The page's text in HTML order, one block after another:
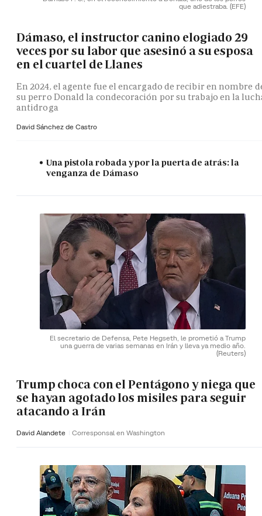
que adiestraba. (EFE)
Dámaso, el instructor canino elogiado 29
veces por su labor que asesinó a su esposa
en el cuartel de Llanes
En 2024, el agente fue el encargado de recibir en nombre
su perro Donald la condecoración por su trabajo en la
antidroga
David Sánchez de Castro
Una pistola robada y por la puerta de atrás: la
venganza de Dámaso
El secretario de Defensa, Pete Hegseth, le prometió a Trump
una guerra de varias semanas en Irán y lleva ya medio año.
(Reuters)
Trump choca con el Pentágono y niega que
se hayan agotado los misiles para seguir
atacando a Irán
David Alandete Corresponsal en Washington